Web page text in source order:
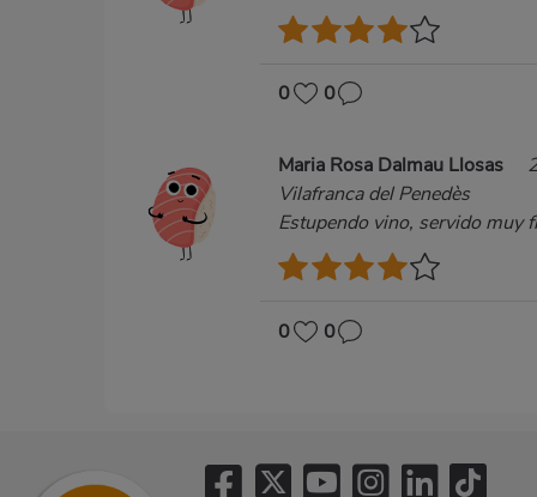
0 0
Maria Rosa Dalmau Llosas
Vilafranca del Penedès
Estupendo vino, servido muy
0 0